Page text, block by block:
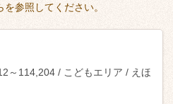
参照してください。
～114,204 / こどもエリア / えほ